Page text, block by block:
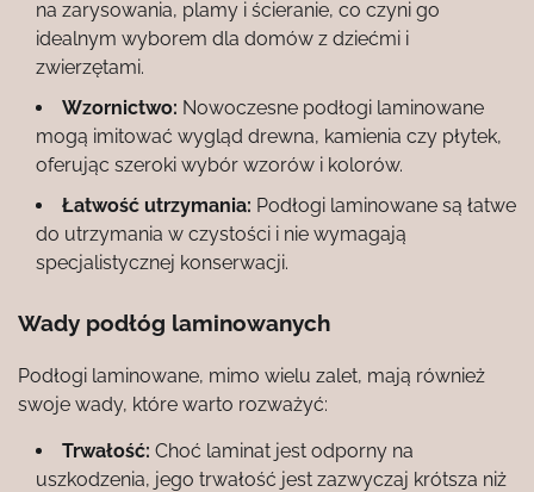
na zarysowania, plamy i ścieranie, co czyni go
idealnym wyborem dla domów z dziećmi i
zwierzętami.
Wzornictwo: Nowoczesne podłogi laminowane
mogą imitować wygląd drewna, kamienia czy płytek,
oferując szeroki wybór wzorów i kolorów.
Łatwość utrzymania: Podłogi laminowane są łatwe
do utrzymania w czystości i nie wymagają
specjalistycznej konserwacji.
Wady podłóg laminowanych
Podłogi laminowane, mimo wielu zalet, mają również
swoje wady, które warto rozważyć:
Trwałość: Choć laminat jest odporny na
uszkodzenia, jego trwałość jest zazwyczaj krótsza niż